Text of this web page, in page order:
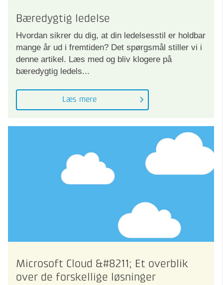
Bæredygtig ledelse
Hvordan sikrer du dig, at din ledelsesstil er holdbar
mange år ud i fremtiden? Det spørgsmål stiller vi i
denne artikel. Læs med og bliv klogere på
bæredygtig ledels...
Læs mere
Microsoft Cloud &#8211; Et overblik
over de forskellige løsninger